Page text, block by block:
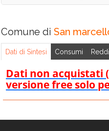
Comune di San
Dati di Sintesi Consumi
Dati non acquistati
versione free solo